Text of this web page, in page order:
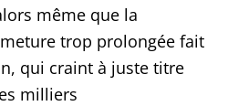
même que la
trop prolongée fait
qui craint à juste titre
milliers